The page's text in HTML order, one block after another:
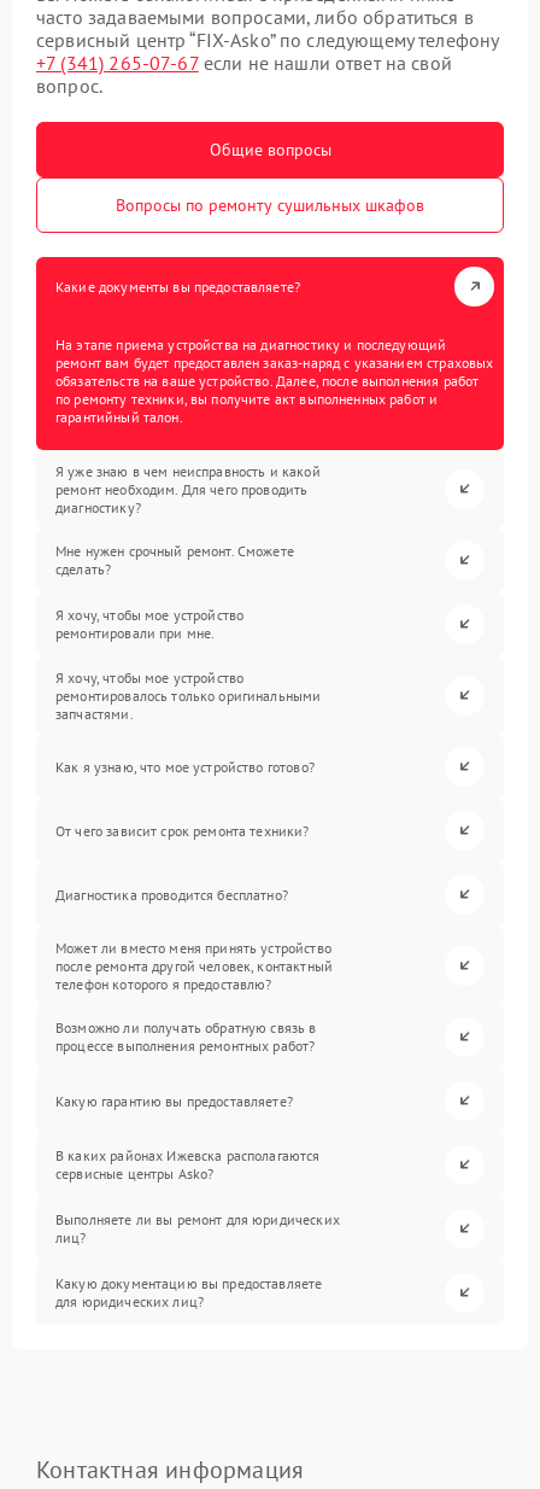
часто задаваемыми вопросами, либо обратиться в
сервисный центр “FIX-Asko” по следующему телефону
+7 (341) 265-07-67если не нашли ответ на свой
вопрос.
Общие вопросы
Вопросы по ремонту сушильных шкафов
Какие документы вы предоставляете?
На этапе приема устройства на диагностику и последующий
ремонт вам будет предоставлен заказ-наряд с указанием страховых
обязательств на ваше устройство. Далее, после выполнения работ
по ремонту техники, вы получите акт выполненных работ и
гарантийный талон.
Я уже знаю в чем неисправность и какой
ремонт необходим. Для чего проводить
диагностику?
Мне нужен срочный ремонт. Сможете
сделать?
Я хочу, чтобы мое устройство
ремонтировали при мне.
Я хочу, чтобы мое устройство
ремонтировалось только оригинальными
запчастями.
Как я узнаю, что мое устройство готово?
От чего зависит срок ремонта техники?
Диагностика проводится бесплатно?
Может ли вместо меня принять устройство
после ремонта другой человек, контактный
телефон которого я предоставлю?
Возможно ли получать обратную связь в
процессе выполнения ремонтных работ?
Какую гарантию вы предоставляете?
В каких районах Ижевска располагаются
сервисные центры Asko?
Выполняете ли вы ремонт для юридических
лиц?
Какую документацию вы предоставляете
для юридических лиц?
Контактная информация